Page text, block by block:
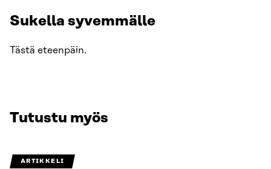
Sukella syvemmälle
Tästä eteenpäin.
Tutustu myös
ARTIKKELI